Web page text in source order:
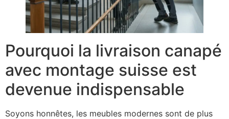
Pourquoi la livraison canapé
avec montage suisse est
devenue indispensable
Soyons honnêtes, les meubles modernes sont de plus